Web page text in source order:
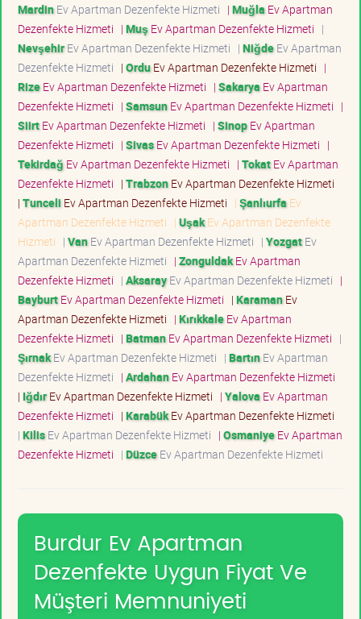
MardinEv Apartman Dezenfekte Hizmeti | Muğla Ev Apartman
Dezenfekte Hizmeti | Muş Ev Apartman Dezenfekte Hizmeti |
NevşehirEv Apartman Dezenfekte Hizmeti | NiğdeEv Apartman
Dezenfekte Hizmeti | OrduEv Apartman Dezenfekte Hizmeti |
RizeEv Apartman Dezenfekte Hizmeti | Sakarya Ev Apartman
Dezenfekte Hizmeti | SamsunEv Apartman Dezenfekte Hizmeti |
SiirtEv Apartman Dezenfekte Hizmeti | SinopEv Apartman
Dezenfekte Hizmeti | SivasEv Apartman Dezenfekte Hizmeti |
Tekirdağ Ev Apartman Dezenfekte Hizmeti | TokatEv Apartman
Dezenfekte Hizmeti | TrabzonEv Apartman Dezenfekte Hizmeti
| Tunceli Ev Apartman Dezenfekte Hizmeti | Şanlıurfa Ev
Apartman Dezenfekte Hizmeti | UşakEv Apartman Dezenfekte
Hizmeti | VanEv Apartman Dezenfekte Hizmeti | YozgatEv
Apartman Dezenfekte Hizmeti | ZonguldakEv Apartman
Dezenfekte Hizmeti | AksarayEv Apartman Dezenfekte Hizmeti |
BayburtEv Apartman Dezenfekte Hizmeti | KaramanEv
Apartman Dezenfekte Hizmeti | KırıkkaleEv Apartman
Dezenfekte Hizmeti | BatmanEv Apartman Dezenfekte Hizmeti |
ŞırnakEv Apartman Dezenfekte Hizmeti | BartınEv Apartman
Dezenfekte Hizmeti | ArdahanEv Apartman Dezenfekte Hizmeti
| IğdırEv Apartman Dezenfekte Hizmeti | Yalova Ev Apartman
Dezenfekte Hizmeti | KarabükEv Apartman Dezenfekte Hizmeti
| KilisEv Apartman Dezenfekte Hizmeti | OsmaniyeEv Apartman
Dezenfekte Hizmeti | DüzceEv Apartman Dezenfekte Hizmeti
Burdur Ev Apartman
Dezenfekte Uygun Fiyat Ve
Müşteri Memnuniyeti